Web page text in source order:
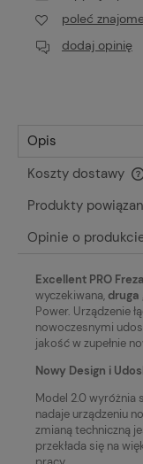
poleć
dodaj opinię
Opis
Koszty dostawy
Cena nie zawiera
Produkty
Opinie o
Excellent PRO
wyczekiwana, druga
Power. Urządzenie
nowoczesnymi
jakość w zupełnie
Nowy Design i
Model 2.0 wyróżnia
nadaje urządzeniu
zmianą techniczną
przekłada się na